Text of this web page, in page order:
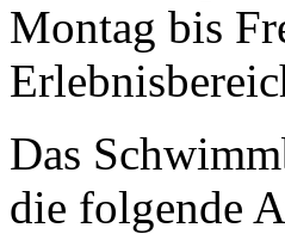
Montag bis
Das
die folgende